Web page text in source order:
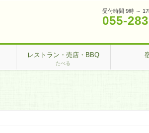
受付時間 9時 ～ 17
レストラン・売店・BBQ
たべる